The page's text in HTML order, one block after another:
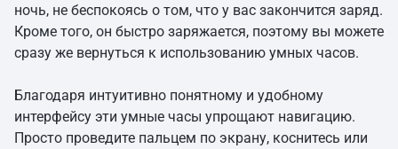
ночь, не беспокоясь о том, что у вас закончится заряд.
Кроме того, он быстро заряжается, поэтому вы можете
сразу же вернуться к использованию умных часов.
Благодаря интуитивно понятному и удобному
интерфейсу эти умные часы упрощают навигацию.
Просто проведите пальцем по экрану, коснитесь или